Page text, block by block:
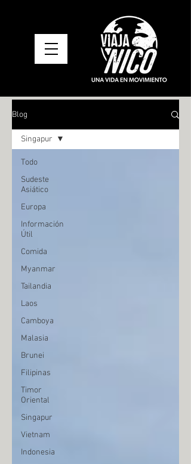
Blog
Todo
Sudeste
Asiático
Europa
Información
Útil
Comida
Myanmar
Tailandia
Laos
Camboya
Malasia
Brunei
Filipinas
Timor
Oriental
Singapur
Vietnam
Indonesia
Singapur